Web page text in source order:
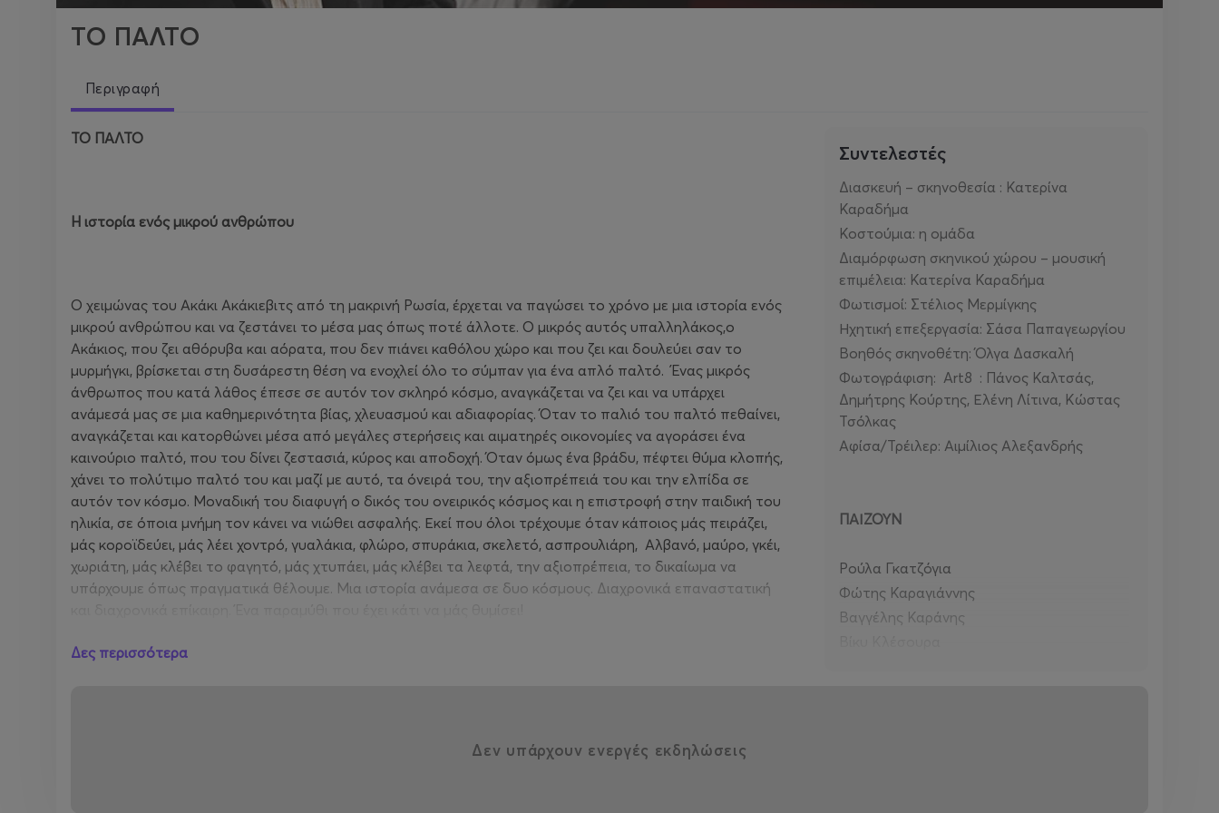
ΤΟ ΠΑΛΤΟ
Περιγραφή
ΤΟ ΠΑΛΤΟ
H ιστορία ενός μικρού ανθρώπου
Ο χειμώνας του Ακάκι Ακάκιεβιτς από τη μακρινή Ρωσία, έρχεται να παγώσει το χρόνο με μια ιστορία ενός
μικρού ανθρώπου και να ζεστάνει το μέσα μας όπως ποτέ άλλοτε. Ο μικρός αυτός υπαλληλάκος,o
Ακάκιος, που ζει αθόρυβα και αόρατα, που δεν πιάνει καθόλου χώρο και που ζει και δουλεύει σαν το
μυρμήγκι, βρίσκεται στη δυσάρεστη θέση να ενοχλεί όλο το σύμπαν για ένα απλό παλτό. Ένας μικρός
άνθρωπος που κατά λάθος έπεσε σε αυτόν τον σκληρό κόσμο, αναγκάζεται να ζει και να υπάρχει
ανάμεσά μας σε μια καθημερινότητα βίας, χλευασμού και αδιαφορίας. Όταν το παλιό του παλτό πεθαίνει,
αναγκάζεται και κατορθώνει μέσα από μεγάλες στερήσεις και αιματηρές οικονομίες να αγοράσει ένα
καινούριο παλτό, που του δίνει ζεστασιά, κύρος και αποδοχή. Όταν όμως ένα βράδυ, πέφτει θύμα κλοπής,
χάνει το πολύτιμο παλτό του και μαζί με αυτό, τα όνειρά του, την αξιοπρέπειά του και την ελπίδα σε
αυτόν τον κόσμο. Μοναδική του διαφυγή ο δικός του ονειρικός κόσμος και η επιστροφή στην παιδική του
ηλικία, σε όποια μνήμη τον κάνει να νιώθει ασφαλής. Εκεί που όλοι τρέχουμε όταν κάποιος μάς πειράζει,
μάς κοροϊδεύει, μάς λέει χοντρό, γυαλάκια, φλώρο, σπυράκια, σκελετό, ασπρουλιάρη, Αλβανό, μαύρο, γκέι,
χωριάτη, μάς κλέβει το φαγητό, μάς χτυπάει, μάς κλέβει τα λεφτά, την αξιοπρέπεια, το δικαίωμα να
υπάρχουμε όπως πραγματικά θέλουμε. Μια ιστορία ανάμεσα σε δυο κόσμους. Διαχρονικά επαναστατική
Για όλους όσους αυτός ο κόσμος δεν χώρεσε και δεν συγχώρεσε ποτέ!
Δες περισσότερα
Συντελεστές
Διασκευή – σκηνοθεσία : Κατερίνα
Καραδήμα
Κοστούμια: η ομάδα
Διαμόρφωση σκηνικού χώρου – μουσική
επιμέλεια: Κατερίνα Καραδήμα
Φωτισμοί: Στέλιος Μερμίγκης
Ηχητική επεξεργασία: Σάσα Παπαγεωργίου
Βοηθός σκηνοθέτη: Όλγα Δασκαλή
Φωτογράφιση: Art8 : Πάνος Καλτσάς,
Δημήτρης Κούρτης, Ελένη Λίτινα, Κώστας
Τσόλκας
Αφίσα/Τρέιλερ: Αιμίλιος Αλεξανδρής
ΠΑΙΖΟΥΝ
Ρούλα Γκατζόγια
Φώτης Καραγιάννης
Βαγγέλης Καράνης
Δεν υπάρχουν ενεργές εκδηλώσεις